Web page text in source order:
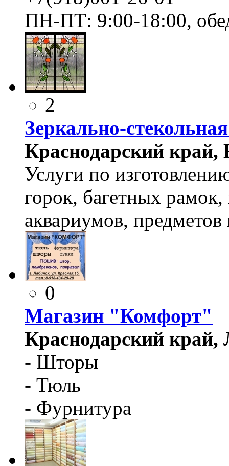
ПН-ПТ: 9:00-18:00,
2
Зеркально-
Краснодарский край,
Услуги по
горок, багетных
аквариумов, предметов
0
Магазин "Комфорт"
Краснодарский край,
- Шторы
- Тюль
- Фурнитура